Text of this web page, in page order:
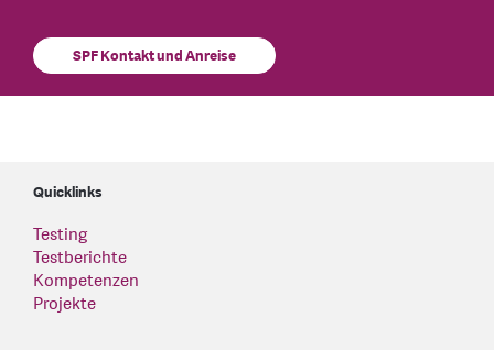
SPF Kontakt und Anreise
Quicklinks
Testing
Testberichte
Kompetenzen
Projekte